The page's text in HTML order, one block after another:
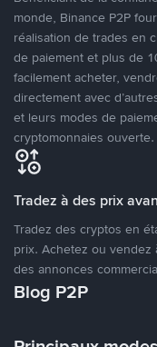
monde, Binance P2P
réalisation de trades en
de paiement et plus de
facilement acheter,
directement avec
et leurs modes de
cryptomonnaies ouverte.
Tradez à des prix
Tradez des cryptos en
prix. Achetez ou
des annonces
Blog P2P